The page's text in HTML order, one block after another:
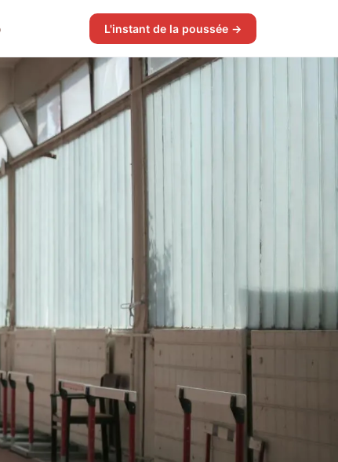
L'instant de la poussée →